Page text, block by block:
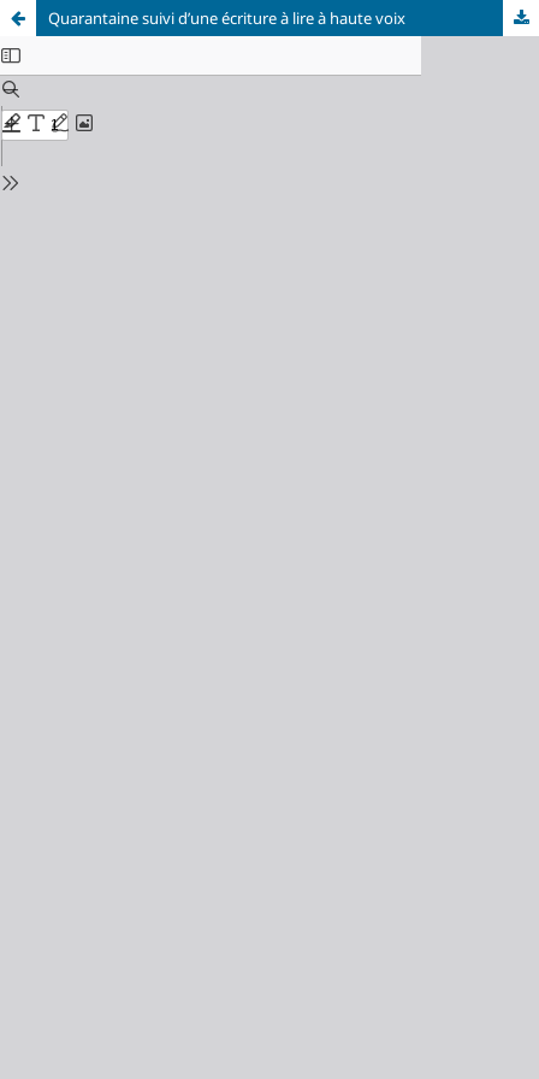
Quarantaine suivi d’une écriture à lire à haute voix